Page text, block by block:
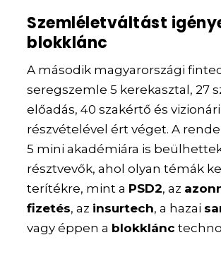
Szemléletváltást
blokklánc
A második magyarországi
seregszemle 5 kerekasztal, 27
előadás, 40 szakértő és
részvételével ért véget. A
5 mini akadémiára is
résztvevők, ahol olyan témák
terítékre, mint a PSD2, az
fizetés, az insurtech, a hazai
vagy éppen a blokklánc